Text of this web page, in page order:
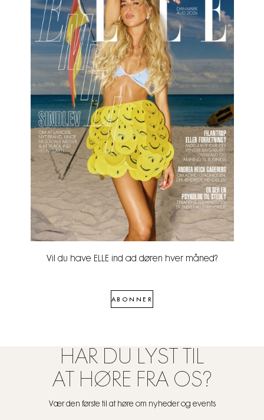
Vil du have ELLE ind ad døren hver måned?
ABONNER
HAR DU LYST TIL
AT HØRE FRA OS?
Vær den første til at høre om nyheder og events